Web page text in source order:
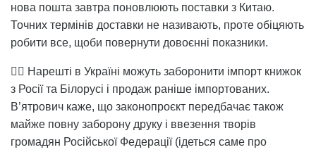
нова пошта завтра поновлюють поставки з Китаю.
Точних термінів доставки не називають, проте обіцяють
робити все, щоби повернути довоєнні показники.
👉🏻 Нарешті в Україні можуть заборонити імпорт книжок
з Росії та Білорусі і продаж раніше імпортованих.
В’ятрович каже, що законопроєкт передбачає також
майже повну заборону друку і ввезення творів
громадян Російської Федерації (ідеться саме про